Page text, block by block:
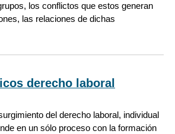
los conflictos que estos generan
las relaciones de dichas
derecho laboral
del derecho laboral, individual
en un sólo proceso con la formación